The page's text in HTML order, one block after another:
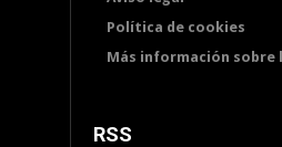
Política de cookies
Más información sobre
RSS